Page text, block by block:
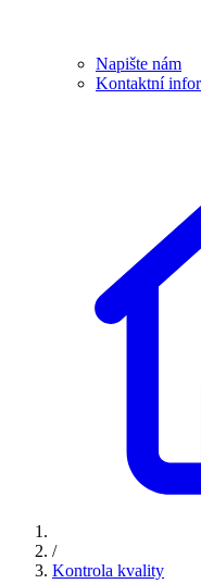
Napište nám
Kontaktní
/
Kontrola kvality